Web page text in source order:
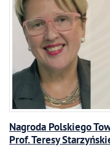
Nagroda Polskiego
Prof. Teresy